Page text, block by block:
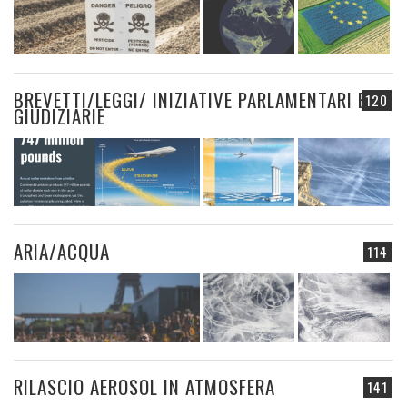
120
BREVETTI/LEGGI/ INIZIATIVE PARLAMENTARI E
GIUDIZIARIE
114
ARIA/ACQUA
141
RILASCIO AEROSOL IN ATMOSFERA